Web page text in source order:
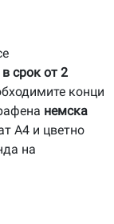
срок от 2
конци
немска
А4 и цветно
на